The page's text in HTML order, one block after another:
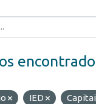
encontrado
IED